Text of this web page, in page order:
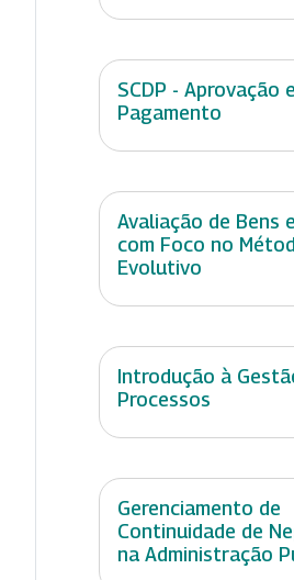
SCDP - Aprovação e
Pagamento
Avaliação de Bens
com Foco no
Evolutivo
Introdução à
Processos
Gerenciamento de
Continuidade de
na Administração